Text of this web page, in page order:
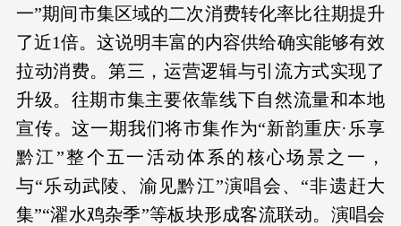
一”期间市集区域的二次消费转化率比往期提升
了近1倍。这说明丰富的内容供给确实能够有效
拉动消费。第三，运营逻辑与引流方式实现了
升级。往期市集主要依靠线下自然流量和本地
宣传。这一期我们将市集作为“新韵重庆·乐享
黔江”整个五一活动体系的核心场景之一，
与“乐动武陵、渝见黔江”演唱会、“非遗赶大
集”“濯水鸡杂季”等板块形成客流联动。演唱会